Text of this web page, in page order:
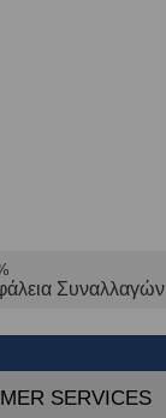
Συναλλαγών
SERVICES